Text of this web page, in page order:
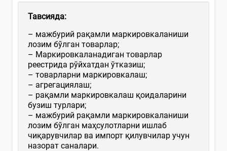
Тавсияда:
– мажбурий рақамли маркировкаланиши
лозим бўлган товарлар;
– Маркировкаланадиган товарлар
реестрида рўйхатдан ўтказиш;
– товарларни маркировкалаш;
– агрегациялаш;
– рақамли маркировкалаш қоидаларини
бузиш турлари;
– мажбурий рақамли маркировкаланиши
лозим бўлган маҳсулотларни ишлаб
чиқарувчилар ва импорт қилувчилар учун
назорат саналари.